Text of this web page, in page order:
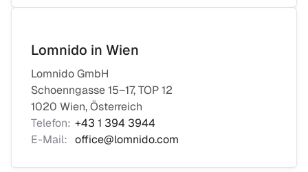
Lomnido in Wien
Lomnido GmbH
Schoenngasse 15–17, TOP 12
1020 Wien, Österreich
Telefon: +43 1 394 3944
E-Mail: office@lomnido.com